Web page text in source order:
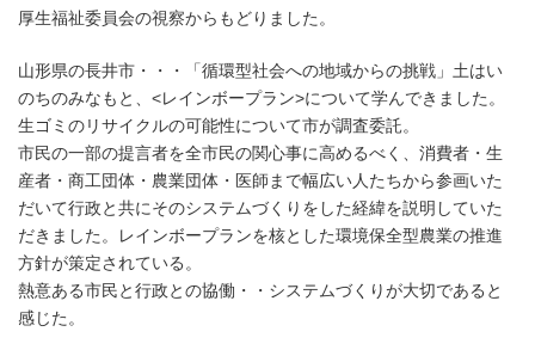
厚生福祉委員会の視察からもどりました。
山形県の長井市・・・「循環型社会への地域からの挑戦」土はい
のちのみなもと、<レインボープラン>について学んできました。
生ゴミのリサイクルの可能性について市が調査委託。
市民の一部の提言者を全市民の関心事に高めるべく、消費者・生
産者・商工団体・農業団体・医師まで幅広い人たちから参画いた
だいて行政と共にそのシステムづくりをした経緯を説明していた
だきました。レインボープランを核とした環境保全型農業の推進
方針が策定されている。
熱意ある市民と行政との協働・・システムづくりが大切であると
感じた。